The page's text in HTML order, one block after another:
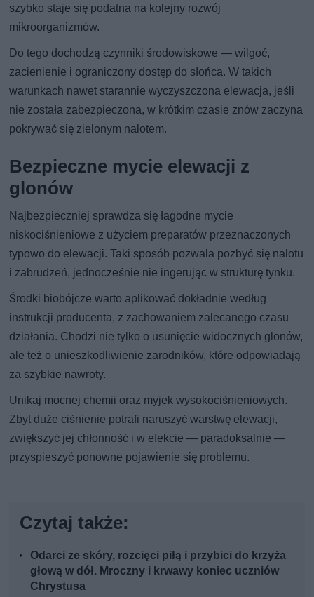
szybko staje się podatna na kolejny rozwój
mikroorganizmów.
Do tego dochodzą czynniki środowiskowe — wilgoć,
zacienienie i ograniczony dostęp do słońca. W takich
warunkach nawet starannie wyczyszczona elewacja, jeśli
nie została zabezpieczona, w krótkim czasie znów zaczyna
pokrywać się zielonym nalotem.
Bezpieczne mycie elewacji z
glonów
Najbezpieczniej sprawdza się łagodne mycie
niskociśnieniowe z użyciem preparatów przeznaczonych
typowo do elewacji. Taki sposób pozwala pozbyć się nalotu
i zabrudzeń, jednocześnie nie ingerując w strukturę tynku.
Środki biobójcze warto aplikować dokładnie według
instrukcji producenta, z zachowaniem zalecanego czasu
działania. Chodzi nie tylko o usunięcie widocznych glonów,
ale też o unieszkodliwienie zarodników, które odpowiadają
za szybkie nawroty.
Unikaj mocnej chemii oraz myjek wysokociśnieniowych.
Zbyt duże ciśnienie potrafi naruszyć warstwę elewacji,
zwiększyć jej chłonność i w efekcie — paradoksalnie —
przyspieszyć ponowne pojawienie się problemu.
Czytaj także:
Odarci ze skóry, rozcięci piłą i przybici do krzyża
głową w dół. Mroczny i krwawy koniec uczniów
Chrystusa